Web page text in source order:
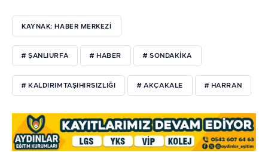
KAYNAK: HABER MERKEZI
# ŞANLIURFA # HABER # SONDAKIKA
# KALDIRIMTAŞIHIRSIZLIĞI # AKÇAKALE # HARRAN